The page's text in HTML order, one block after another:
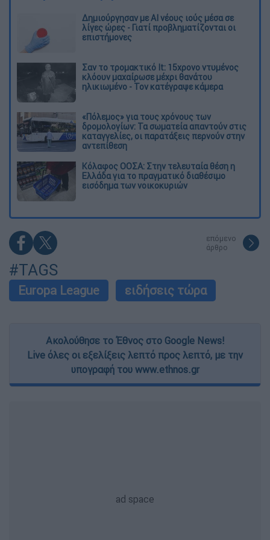
Δημιούργησαν με AI νέους ιούς μέσα σε
λίγες ώρες - Γιατί προβληματίζονται οι
επιστήμονες
Σαν το τρομακτικό It: 15χρονο ντυμένος
κλόουν μαχαίρωσε μέχρι θανάτου
ηλικιωμένο - Τον κατέγραψε κάμερα
«Πόλεμος» για τους χρόνους των
δρομολογίων: Τα σωματεία απαντούν στις
καταγγελίες, οι παρατάξεις περνούν στην
αντεπίθεση
Κόλαφος ΟΟΣΑ: Στην τελευταία θέση η
Ελλάδα για το πραγματικό διαθέσιμο
εισόδημα των νοικοκυριών
επόμενο
άρθρο
#TAGS
Europa League ειδήσεις τώρα
Ακολούθησε το Έθνος στο Google News!
Live όλες οι εξελίξεις λεπτό προς λεπτό, με την
υπογραφή του www.ethnos.gr